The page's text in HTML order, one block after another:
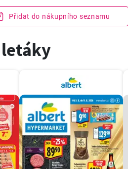
Přidat do nákupního seznamu